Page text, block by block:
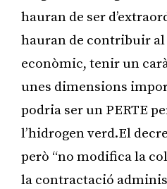
hauran de ser
hauran de contribuir
econòmic, tenir un
unes dimensions
podria ser un PERTE
l’hidrogen verd.El
però “no modifica la
la contractació